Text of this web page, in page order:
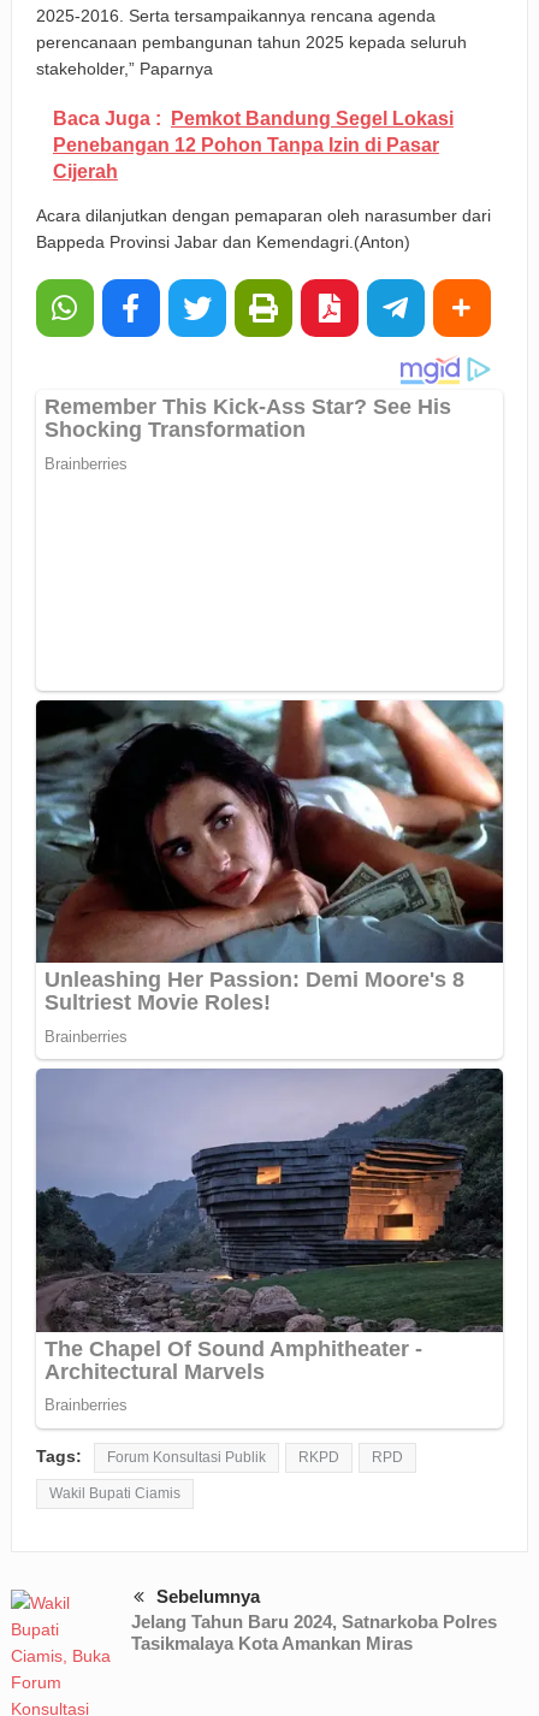
2025-2016. Serta tersampaikannya rencana agenda
perencanaan pembangunan tahun 2025 kepada seluruh
stakeholder,” Paparnya
Baca Juga :
Pemkot Bandung Segel Lokasi
Penebangan 12 Pohon Tanpa Izin di Pasar
Cijerah
Acara dilanjutkan dengan pemaparan oleh narasumber dari
Bappeda Provinsi Jabar dan Kemendagri.(Anton)
Tags: Forum Konsultasi Publik RKPD RPD
Wakil Bupati Ciamis
Sebelumnya
Jelang Tahun Baru 2024, Satnarkoba Polres
Tasikmalaya Kota Amankan Miras